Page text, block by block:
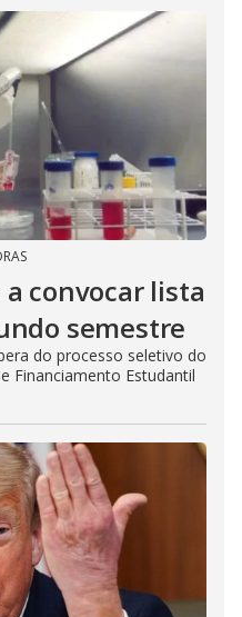
a convocar lista
semestre
do processo seletivo do
Financiamento Estudantil